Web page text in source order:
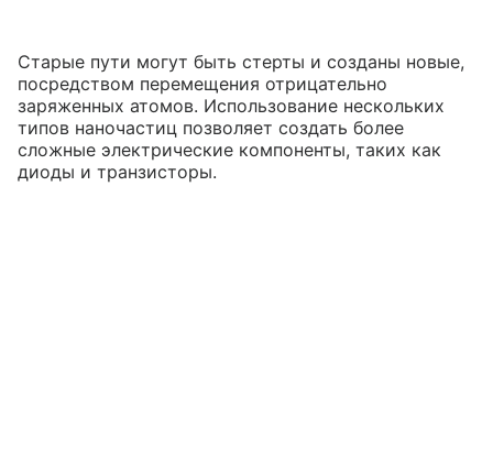
Старые пути могут быть стерты и созданы новые,
посредством перемещения отрицательно
заряженных атомов. Использование нескольких
типов наночастиц позволяет создать более
сложные электрические компоненты, таких как
диоды и транзисторы.